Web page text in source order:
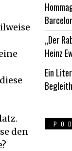
den
„Der
Heinz
Ein